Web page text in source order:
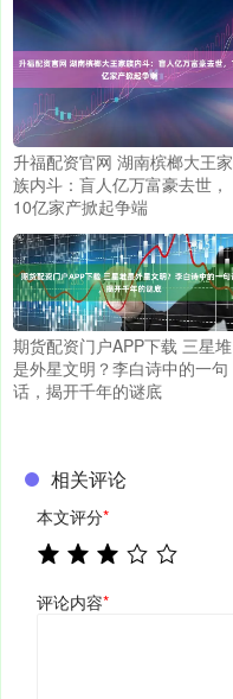
升福配资官网 湖南槟榔大王家
族内斗：盲人亿万富豪去世，
10亿家产掀起争端
期货配资门户APP下载 三星堆
是外星文明？李白诗中的一句
话，揭开千年的谜底
相关评论
本文评分*
评论内容*